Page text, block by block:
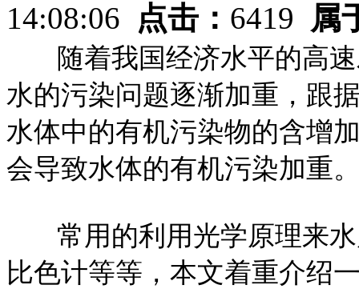
14:08:06
点击： 6419 属
随着我国经济水平的高速
水的污染问题逐渐加重，跟
水体中的有机污染物的含增
会导致水体的有机污染加重
常用的利用光学原理来水
比色计等等，本文着重介绍